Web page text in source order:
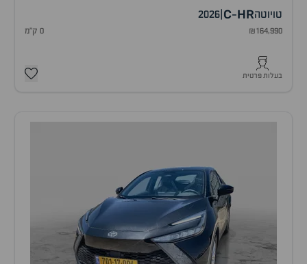
טויוטה C-HR
2026
₪164,990 0 ק"מ
בעלות פרטית